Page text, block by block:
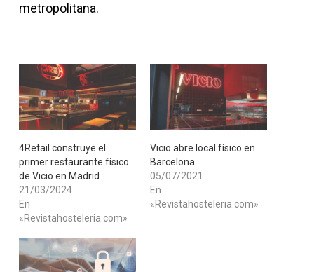
metropolitana.
4Retail construye el
primer restaurante físico
de Vicio en Madrid
21/03/2024
En
«Revistahosteleria.com»
Vicio abre local físico en
Barcelona
05/07/2021
En
«Revistahosteleria.com»